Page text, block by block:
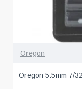
Oregon
Oregon 5.5mm 7/